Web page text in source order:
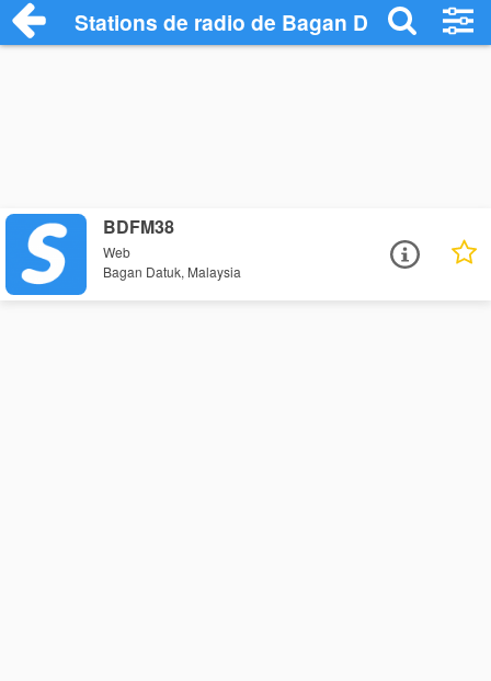
Stations de radio de Bagan Datuk
BDFM38
Web
Bagan Datuk, Malaysia